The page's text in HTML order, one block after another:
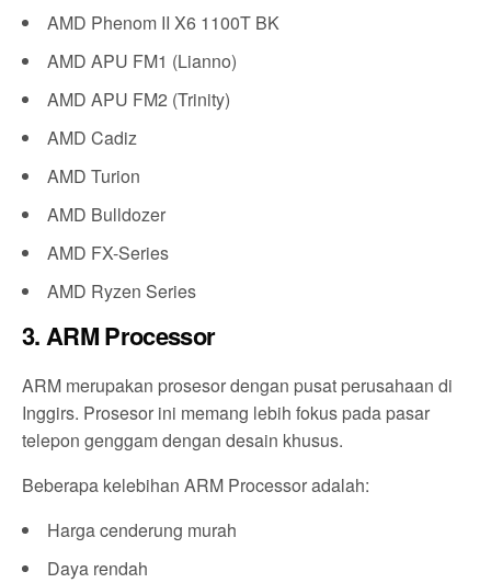
AMD Phenom II X6 1100T BK
AMD APU FM1 (Lianno)
AMD APU FM2 (Trinity)
AMD Cadiz
AMD Turion
AMD Bulldozer
AMD FX-Series
AMD Ryzen Series
3. ARM Processor
ARM merupakan prosesor dengan pusat perusahaan di
Inggirs. Prosesor ini memang lebih fokus pada pasar
telepon genggam dengan desain khusus.
Beberapa kelebihan ARM Processor adalah:
Harga cenderung murah
Daya rendah